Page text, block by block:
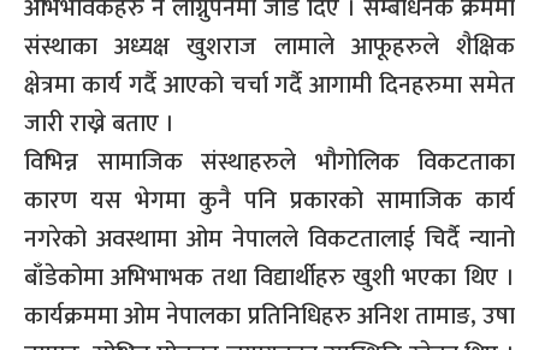
अभिभावकहरु नै लाग्नुपर्नेमा जोड दिए । सम्बोधनकै क्रममा
संस्थाका अध्यक्ष खुशराज लामाले आफूहरुले शैक्षिक
क्षेत्रमा कार्य गर्दै आएको चर्चा गर्दै आगामी दिनहरुमा समेत
जारी राख्ने बताए ।
विभिन्न सामाजिक संस्थाहरुले भौगोलिक विकटताका
कारण यस भेगमा कुनै पनि प्रकारको सामाजिक कार्य
नगरेको अवस्थामा ओम नेपालले विकटतालाई चिर्दै न्यानो
बाँडेकोमा अभिभाभक तथा विद्यार्थीहरु खुशी भएका थिए ।
कार्यक्रममा ओम नेपालका प्रतिनिधिहरु अनिश तामाङ, उषा